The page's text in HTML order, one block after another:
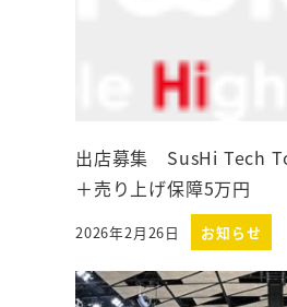
出店募集 SusHi Tech
＋売り上げ保障5万円
投稿日
2026年2月26日 お知らせ